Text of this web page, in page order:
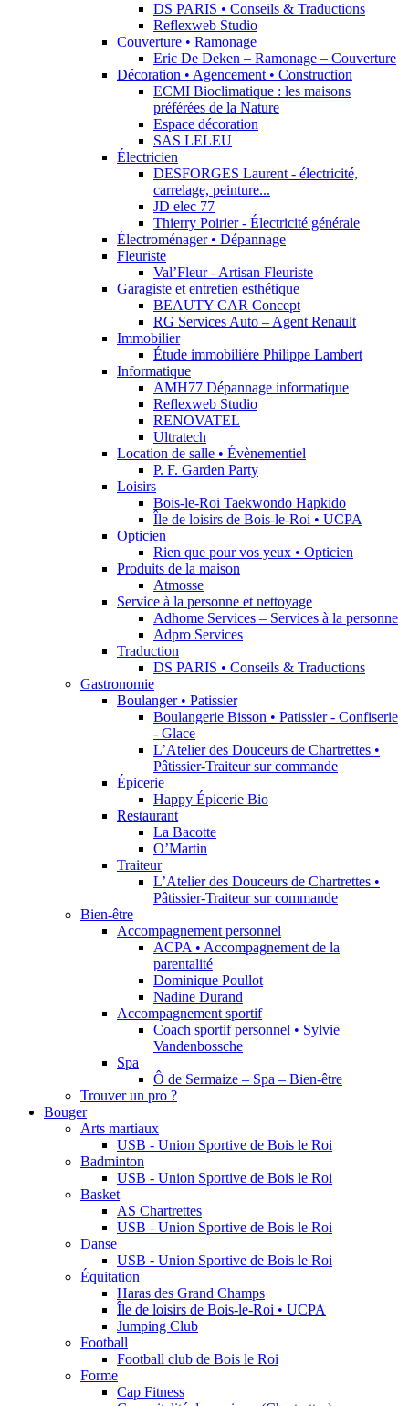
DS PARIS • Conseils & Traductions
Reflexweb Studio
Couverture • Ramonage
Eric De Deken – Ramonage – Couverture
Décoration • Agencement • Construction
ECMI Bioclimatique : les maisons
préférées de la Nature
Espace décoration
SAS LELEU
Électricien
DESFORGES Laurent - électricité,
carrelage, peinture...
JD elec 77
Thierry Poirier - Électricité générale
Électroménager • Dépannage
Fleuriste
Val’Fleur - Artisan Fleuriste
Garagiste et entretien esthétique
BEAUTY CAR Concept
RG Services Auto – Agent Renault
Immobilier
Étude immobilière Philippe Lambert
Informatique
AMH77 Dépannage informatique
Reflexweb Studio
RENOVATEL
Ultratech
Location de salle • Évènementiel
P. F. Garden Party
Loisirs
Bois-le-Roi Taekwondo Hapkido
Île de loisirs de Bois-le-Roi • UCPA
Opticien
Rien que pour vos yeux • Opticien
Produits de la maison
Atmosse
Service à la personne et nettoyage
Adhome Services – Services à la personne
Adpro Services
Traduction
DS PARIS • Conseils & Traductions
Gastronomie
Boulanger • Patissier
Boulangerie Bisson • Patissier - Confiserie
- Glace
L’Atelier des Douceurs de Chartrettes •
Pâtissier-Traiteur sur commande
Épicerie
Happy Épicerie Bio
Restaurant
La Bacotte
O’Martin
Traiteur
L’Atelier des Douceurs de Chartrettes •
Pâtissier-Traiteur sur commande
Bien-être
Accompagnement personnel
ACPA • Accompagnement de la
parentalité
Dominique Poullot
Nadine Durand
Accompagnement sportif
Coach sportif personnel • Sylvie
Vandenbossche
Spa
Ô de Sermaize – Spa – Bien-être
Trouver un pro ?
Bouger
Arts martiaux
USB - Union Sportive de Bois le Roi
Badminton
USB - Union Sportive de Bois le Roi
Basket
AS Chartrettes
USB - Union Sportive de Bois le Roi
Danse
USB - Union Sportive de Bois le Roi
Équitation
Haras des Grand Champs
Île de loisirs de Bois-le-Roi • UCPA
Jumping Club
Football
Football club de Bois le Roi
Forme
Cap Fitness